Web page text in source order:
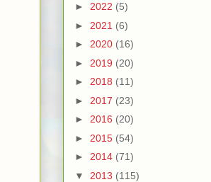
► 2022 (5)
► 2021 (6)
► 2020 (16)
► 2019 (20)
► 2018 (11)
► 2017 (23)
► 2016 (20)
► 2015 (54)
► 2014 (71)
▼ 2013 (115)